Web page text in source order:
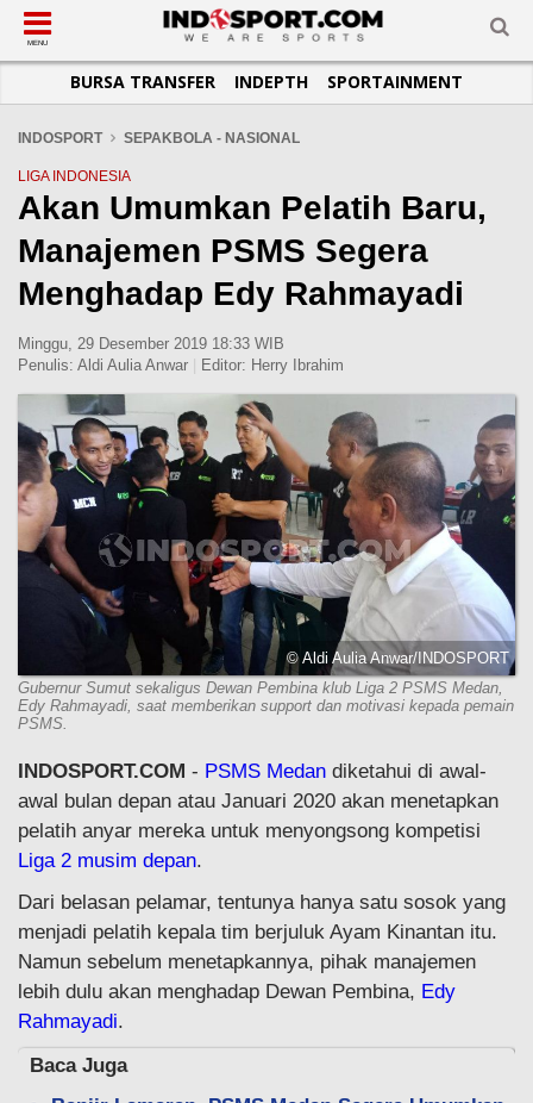
SUB-MENU
SEPAKBOLA
LIGA INGGRIS
LIGA ITALIA
LIGA SPANYOL
LIGA JERMAN
LIGA PRANCIS
LIGA EUROPA
SUB-MENU
SPORTAINMENT
SUB-MENU
OTOMOTIF
OTOMANIA
SUB-MENU
BASKET
FUTSAL
OLIMPIK
E-SPORT
SUB-MENU
JADWAL
SUB-MENU
TOPIK HARI INI
INFOGRAFIS
GALERI FOTO
TEMPAT OLAHRAGA
KOMUNITAS SEHAT
MENU
BURSA TRANSFER INDEPTH SPORTAINMENT
INDOSPORT SEPAKBOLA - NASIONAL
LIGA INDONESIA
Akan Umumkan Pelatih Baru,
Manajemen PSMS Segera
Menghadap Edy Rahmayadi
Minggu, 29 Desember 2019 18:33 WIB
Penulis: Aldi Aulia Anwar Editor: Herry Ibrahim
© Aldi Aulia Anwar/INDOSPORT
Gubernur Sumut sekaligus Dewan Pembina klub Liga 2 PSMS Medan,
Edy Rahmayadi, saat memberikan support dan motivasi kepada pemain
PSMS.
INDOSPORT.COM - PSMS Medan diketahui di awal-
awal bulan depan atau Januari 2020 akan menetapkan
pelatih anyar mereka untuk menyongsong kompetisi
Liga 2 musim depan.
Dari belasan pelamar, tentunya hanya satu sosok yang
menjadi pelatih kepala tim berjuluk Ayam Kinantan itu.
Namun sebelum menetapkannya, pihak manajemen
lebih dulu akan menghadap Dewan Pembina, Edy
Rahmayadi.
Baca Juga